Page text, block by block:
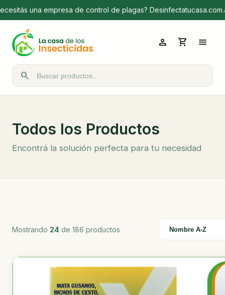
una empresa de control de plagas?
person shopping_cart menu
Buscar productos
search
Todos los Productos
Encontrá la solución perfecta para tu necesidad
Mostrando 24 de 186 productos
Ordenar por